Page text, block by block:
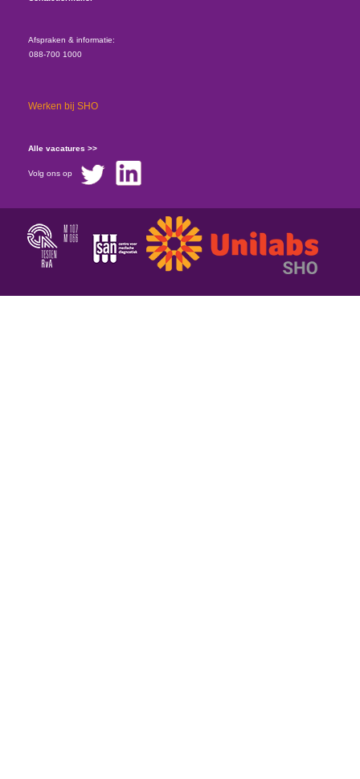
Afspraken & informatie:
088-700 1000
Werken bij SHO
Alle vacatures >>
Volg ons op